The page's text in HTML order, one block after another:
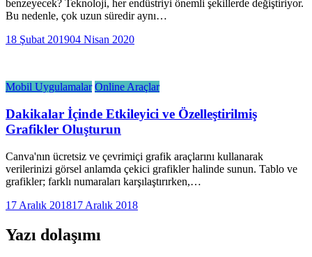
benzeyecek? Teknoloji, her endüstriyi önemli şekillerde değiştiriyor.
Bu nedenle, çok uzun süredir aynı…
18 Şubat 201904 Nisan 2020
Mobil Uygulamalar Online Araçlar
Dakikalar İçinde Etkileyici ve Özelleştirilmiş
Grafikler Oluşturun
Canva'nın ücretsiz ve çevrimiçi grafik araçlarını kullanarak
verilerinizi görsel anlamda çekici grafikler halinde sunun. Tablo ve
grafikler; farklı numaraları karşılaştırırken,…
17 Aralık 201817 Aralık 2018
Yazı dolaşımı